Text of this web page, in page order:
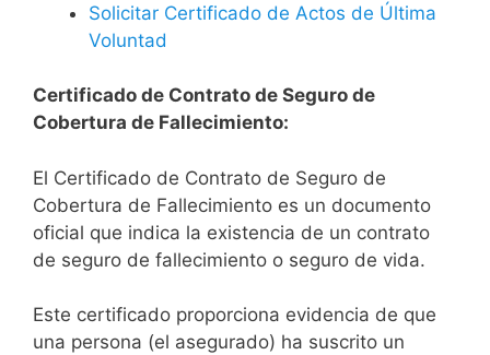
Solicitar Certificado de Actos de Última
Voluntad
Certificado de Contrato de Seguro de
Cobertura de Fallecimiento:
El Certificado de Contrato de Seguro de
Cobertura de Fallecimiento es un documento
oficial que indica la existencia de un contrato
de seguro de fallecimiento o seguro de vida.
Este certificado proporciona evidencia de que
una persona (el asegurado) ha suscrito un